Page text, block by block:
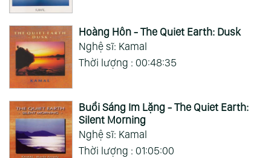
Hoàng Hôn - The Quiet Earth: Dusk
Nghệ sĩ: Kamal
Thời lượng : 00:48:35
Buổi Sáng Im Lặng - The Quiet Earth:
Silent Morning
Nghệ sĩ: Kamal
Thời lượng : 01:05:00